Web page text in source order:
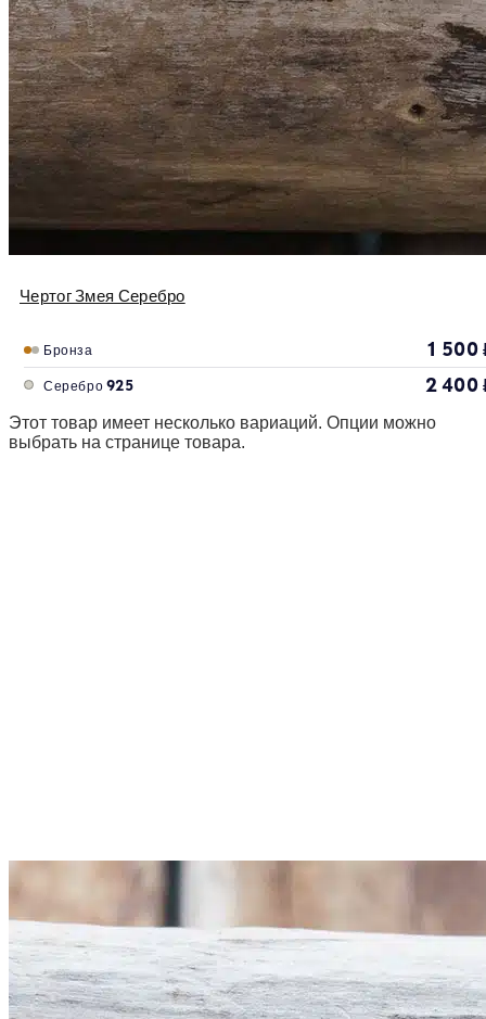
Чертог Змея Серебро
Бронза 1 500
Серебро 925 2 400
Этот товар имеет несколько вариаций. Опции можно
выбрать на странице товара.